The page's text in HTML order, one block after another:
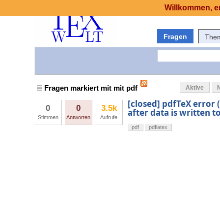
Fragen
Fragen markiert mit mit pdf Aktive
0
Stimmen
0
Antworten
3.5k
Aufrufe
[closed] pdfTeX error
after data is written
pdf pdflatex
Willkommen,